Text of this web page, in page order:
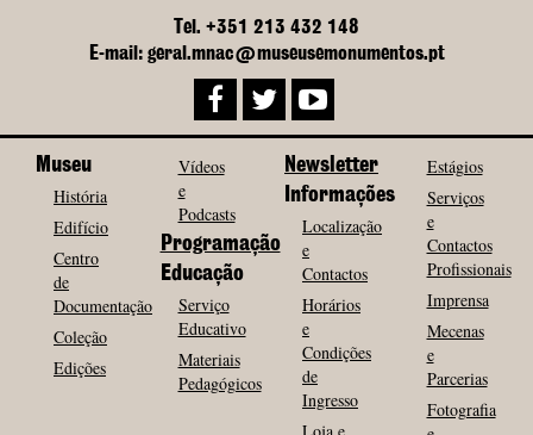
Tel. +351 213 432 148
E-mail: geral.mnac@museusemonumentos.pt
Museu
História
Edifício
Centro
de
Documentação
Coleção
Edições
Vídeos
e
Podcasts
Programação
Educação
Serviço
Educativo
Materiais
Pedagógicos
Newsletter
Informações
Localização
e
Contactos
Horários
e
Condições
de
Ingresso
Loja e
Estágios
Serviços
e
Contactos
Profissionais
Imprensa
Mecenas
e
Parcerias
Fotografia